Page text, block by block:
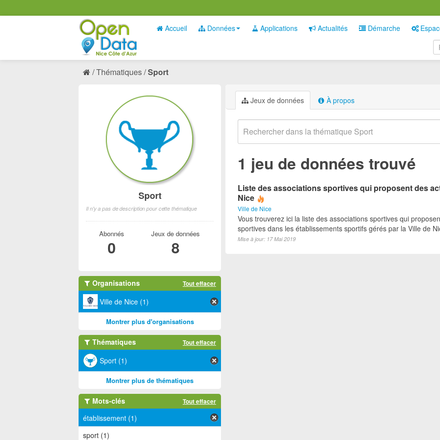
Accueil Données Applications Actualités Démarche
Thématiques Sport
Jeux de données À propos
1 jeu de données trouvé
Liste des associations sportives qui proposent des
Nice
Ville de Nice
Vous trouverez ici la liste des associations sportives qui
sportives dans les établissements sportifs gérés par la Ville de
Mise à jour: 17 Mai 2019
Sport
Il n'y a pas de description pour cette thématique
Abonnés
0
Jeux de données
8
Organisations Tout effacer
Ville de Nice (1)
Montrer plus d'organisations
Thématiques Tout effacer
Sport (1)
Montrer plus de thématiques
Mots-clés Tout effacer
établissement (1)
sport (1)